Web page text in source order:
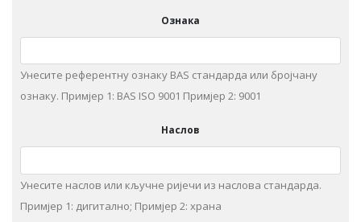
Ознака
Унесите референтну ознаку BAS стандарда или бројчану
ознаку. Примjeр 1: BAS ISO 9001 Примjeр 2: 9001
Наслов
Унeситe наслов или кључне ријечи из нaслoвa стaндaрдa.
Примjeр 1: дигитaлнo; Примjeр 2: храна